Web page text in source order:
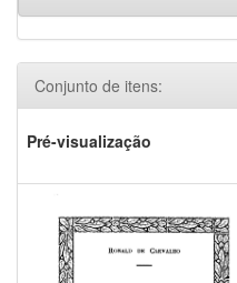
Conjunto de itens:
Pré-visualização